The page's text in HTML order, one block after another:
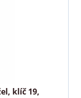
klíč 19,